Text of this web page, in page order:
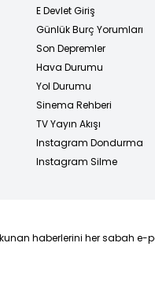
E Devlet Giriş
Günlük Burç Yorumları
Son Depremler
Hava Durumu
Yol Durumu
Sinema Rehberi
TV Yayın Akışı
Instagram Dondurma
Instagram Silme
haberlerini her sabah e-